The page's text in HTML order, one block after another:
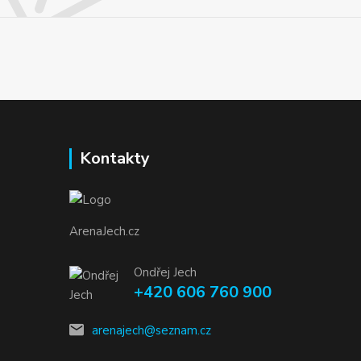
Kontakty
ArenaJech.cz
Ondřej Jech
+420 606 760 900
arenajech@seznam.cz